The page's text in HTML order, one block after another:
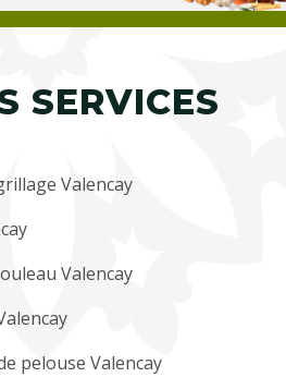
SERVICES
Valencay
Valencay
pelouse Valencay